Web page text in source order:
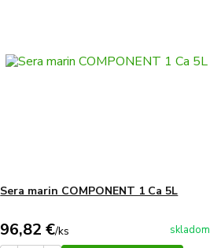
Sera marin COMPONENT 1 Ca 5L
96,82 €/ks skladom